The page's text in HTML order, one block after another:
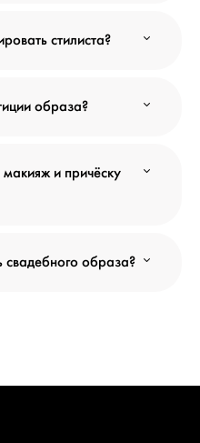
стилиста?
образа?
и причёску
свадебного образа?